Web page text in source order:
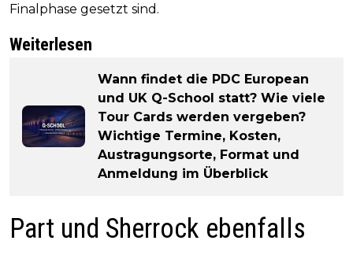
Finalphase gesetzt sind.
Weiterlesen
Wann findet die PDC European
und UK Q-School statt? Wie viele
Tour Cards werden vergeben?
Wichtige Termine, Kosten,
Austragungsorte, Format und
Anmeldung im Überblick
Part und Sherrock ebenfalls